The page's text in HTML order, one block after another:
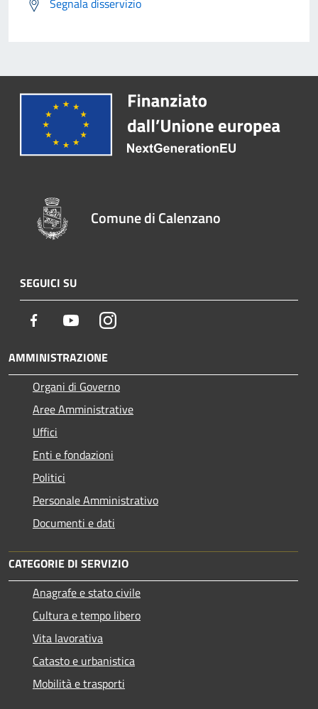
Segnala disservizio
Comune di Calenzano
SEGUICI SU
Facebook YoutubeInstagram
AMMINISTRAZIONE
Organi di Governo
Aree Amministrative
Uffici
Enti e fondazioni
Politici
Personale Amministrativo
Documenti e dati
CATEGORIE DI SERVIZIO
Anagrafe e stato civile
Cultura e tempo libero
Vita lavorativa
Catasto e urbanistica
Mobilità e trasporti